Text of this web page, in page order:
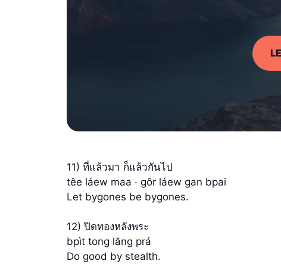
11) ที่แล้วมา ก็แล้วกันไป
têe láew maa · gôr láew gan bpai
Let bygones be bygones.
12) ปิดทองหลังพระ
bpìt tong lăng prá
Do good by stealth.